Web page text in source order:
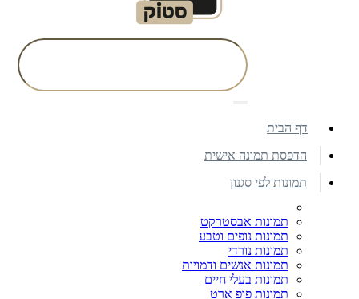
דף הבית
הדפסת תמונה אישית
תמונות לפי סגנון
תמונות אבסטרקט
תמונות נופים וטבע
תמונות נורדי
תמונות אנשים ודמויות
תמונות בעלי חיים
תמונות פופ ארט